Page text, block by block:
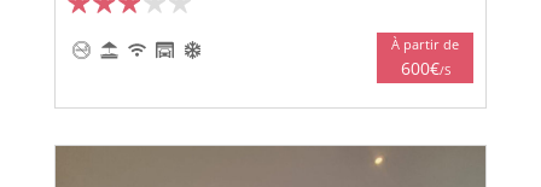
À partir de
600€/S